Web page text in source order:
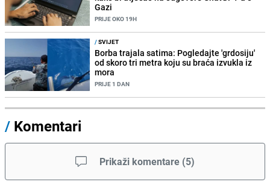
Gazi
PRIJE OKO 19H
/SVIJET
Borba trajala satima: Pogledajte 'grdosiju'
od skoro tri metra koju su braća izvukla iz
mora
PRIJE 1 DAN
/ Komentari
Prikaži komentare (5)